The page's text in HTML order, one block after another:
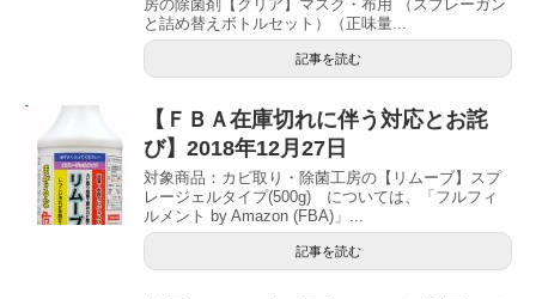
房の除菌剤【クリア】マスク・布用 （スプレーガン
と詰め替えボトルセット）（正味量...
記事を読む
【ＦＢＡ在庫切れに伴う対応とお詫
び】2018年12月27日
対象商品：カビ取り・除菌工房の【リムーブ】スプ
レージェルタイプ(500g) については、「フルフィ
ルメント by Amazon (FBA)」...
記事を読む